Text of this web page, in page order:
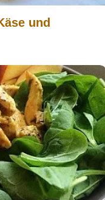
und